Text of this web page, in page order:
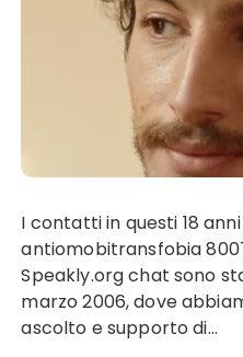
I contatti in questi 18
antiomobitransfobia
Speakly.org chat sono
marzo 2006, dove
ascolto e supporto di…